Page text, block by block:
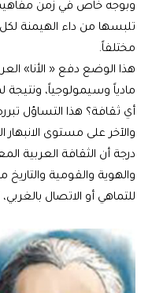
وبوجه خاص في زمن مفاهيم
تلبسها من داء الهيمنة
مختلفاً.
هذا الوضع دفع « الأنا»
مادياً وسيمولوجياً، ونتيجة
أي ثقافة؟ هذا التساؤل
والآخر على مستوى الانبهار
درجة أن الثقافة العربية
والهوية والقومية
للتماهي أو الاتصال